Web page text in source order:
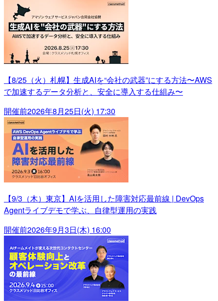
【8/25（火）札幌】生成AIを“会社の武器”にする方法〜AWS
で加速するデータ分析と、安全に導入する仕組み〜
開催前2026年8月25日(火) 17:30
【9/3（木）東京】AIを活用した障害対応最前線 | DevOps
Agentライブデモで学ぶ、自律型運用の実践
開催前2026年9月3日(木) 16:00